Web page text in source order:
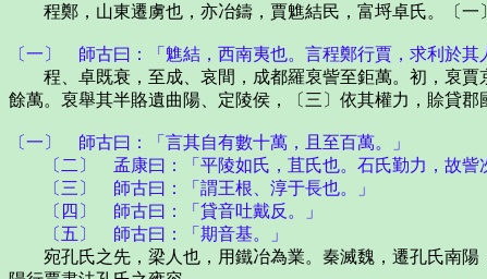
程鄭，山東遷虜也，亦冶鑄，賈魋結民，富埒卓氏。〔一〕
〔一〕 師古曰：「魋結，西南夷也。言程鄭行賈，求利於其
程、卓既衰，至成、哀間，成都羅裒訾至鉅萬。初，裒賈
餘萬。裒舉其半賂遺曲陽、定陵侯，〔三〕依其權力，賒貸
〔一〕 師古曰：「言其自有數十萬，且至百萬。」
〔二〕 孟康曰：「平陵如氏，苴氏也。石氏勤力，故訾次
〔三〕 師古曰：「謂王根、淳于長也。」
〔四〕 師古曰：「貸音吐戴反。」
〔五〕 師古曰：「期音基。」
宛孔氏之先，梁人也，用鐵冶為業。秦滅魏，遷孔氏南陽